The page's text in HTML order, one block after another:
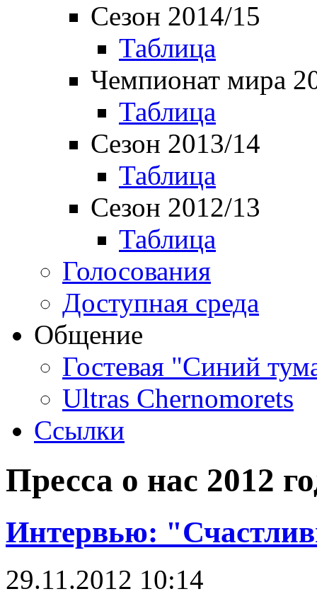
Сезон 2014/15
Таблица
Чемпионат мира
Таблица
Сезон 2013/14
Таблица
Сезон 2012/13
Таблица
Голосования
Доступная среда
Общение
Гостевая "Синий
Ultras Chernomorets
Ссылки
Пресса о нас 2012
Интервью:
29.11.2012 10:14